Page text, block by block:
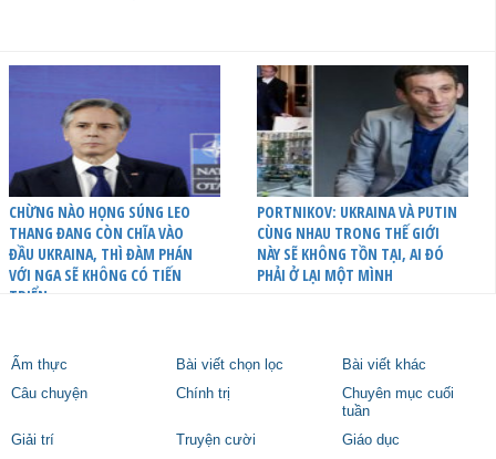
CHỪNG NÀO HỌNG SÚNG LEO
THANG ĐANG CÒN CHĨA VÀO
ĐẦU UKRAINA, THÌ ĐÀM PHÁN
VỚI NGA SẼ KHÔNG CÓ TIẾN
TRIỂN
PORTNIKOV: UKRAINA VÀ PUTIN
CÙNG NHAU TRONG THẾ GIỚI
NÀY SẼ KHÔNG TỒN TẠI, AI ĐÓ
PHẢI Ở LẠI MỘT MÌNH
Ẩm thực Bài viết chọn lọc
Bài viết khác
Câu chuyện
Chính trị
Chuyên mục cuối
tuần
Giải trí
Truyện cười
Giáo dục